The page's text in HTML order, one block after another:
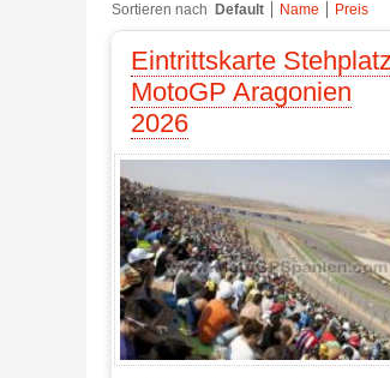
Sortieren nach Default Name Preis
Eintrittskarte Stehplatz
MotoGP Aragonien
2026